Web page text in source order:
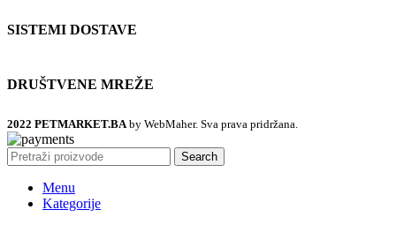
SISTEMI DOSTAVE
DRUŠTVENE MREŽE
2022 PETMARKET.BAby WebMaher. Sva prava pridržana.
Search
Menu
Kategorije